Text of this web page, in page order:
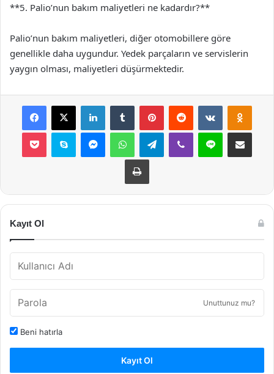
**5. Palio’nun bakım maliyetleri ne kadardır?**
Palio’nun bakım maliyetleri, diğer otomobillere göre
genellikle daha uygundur. Yedek parçaların ve servislerin
yaygın olması, maliyetleri düşürmektedir.
Facebook
X LinkedInTumblr PinterestReddit VKontakte
Pocket Skype MessengerWhatsAppTelegramViber Line E-Posta ile
Yazdır
Kayıt Ol
Unuttunuz mu?
Beni hatırla
Kayıt Ol